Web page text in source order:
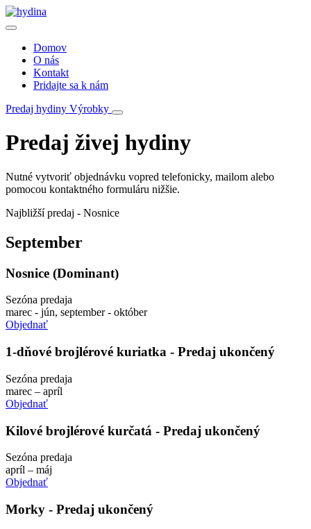
Domov
O nás
Kontakt
Pridajte sa k nám
Predaj hydiny Výrobky
Predaj živej hydiny
Nutné vytvoriť objednávku vopred telefonicky, mailom alebo
pomocou kontaktného formuláru nižšie.
Najbližší predaj - Nosnice
September
Nosnice (Dominant)
Sezóna predaja
marec - jún, september - október
Objednať
1-dňové brojlérové kuriatka - Predaj ukončený
Sezóna predaja
marec – apríl
Objednať
Kilové brojlérové kurčatá - Predaj ukončený
Sezóna predaja
apríl – máj
Objednať
Morky - Predaj ukončený